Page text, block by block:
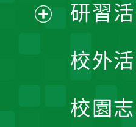
研習
校外
校園